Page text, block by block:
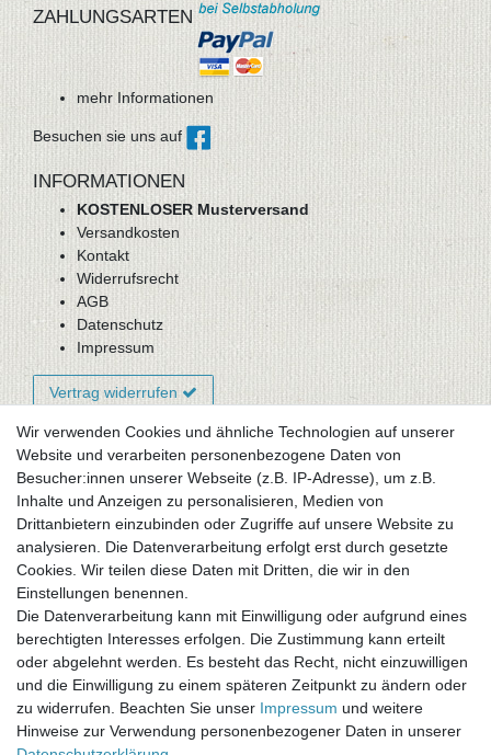
ZAHLUNGSARTEN
mehr Informationen
Besuchen sie uns auf
INFORMATIONEN
KOSTENLOSER Musterversand
Versandkosten
Kontakt
Widerrufsrecht
AGB
Datenschutz
Impressum
Vertrag widerrufen
Newsletter-Anmeldung
FAQ / Fragen
Mein Warenkorb
Mein Merkzettel
Mein Konto
UNSER LADENGESCHÄFT
Gottlieb-Daimler-Str. 10
33334 Gütersloh
ÖFFNUNGSZEITEN
Montag - Dienstag: 8.00 - 18.00 Uhr, Mittwoch Ruhetag,
Wir verwenden Cookies und ähnliche Technologien auf unserer
Website und verarbeiten personenbezogene Daten von
Besucher:innen unserer Webseite (z.B. IP-Adresse), um z.B.
Inhalte und Anzeigen zu personalisieren, Medien von
Drittanbietern einzubinden oder Zugriffe auf unsere Website zu
analysieren. Die Datenverarbeitung erfolgt erst durch gesetzte
Cookies. Wir teilen diese Daten mit Dritten, die wir in den
Einstellungen benennen.
Die Datenverarbeitung kann mit Einwilligung oder aufgrund eines
berechtigten Interesses erfolgen. Die Zustimmung kann erteilt
oder abgelehnt werden. Es besteht das Recht, nicht einzuwilligen
und die Einwilligung zu einem späteren Zeitpunkt zu ändern oder
zu widerrufen. Beachten Sie unser Impressum und weitere
Hinweise zur Verwendung personenbezogener Daten in unserer